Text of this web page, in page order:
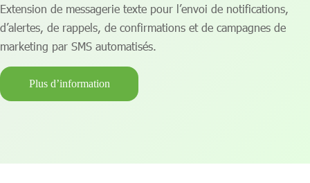
Extension de messagerie texte pour l’envoi de notifications,
d’alertes, de rappels, de confirmations et de campagnes de
marketing par SMS automatisés.
Plus d’information